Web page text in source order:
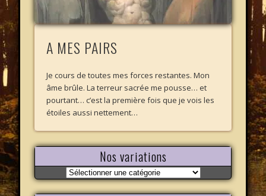
A MES PAIRS
Je cours de toutes mes forces restantes. Mon
âme brûle. La terreur sacrée me pousse… et
pourtant… c’est la première fois que je vois les
étoiles aussi nettement…
Nos variations
Nos
variations